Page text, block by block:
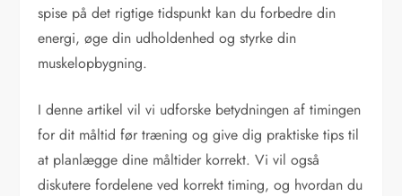
spise på det rigtige tidspunkt kan du forbedre din
energi, øge din udholdenhed og styrke din
muskelopbygning.
I denne artikel vil vi udforske betydningen af timingen
for dit måltid før træning og give dig praktiske tips til
at planlægge dine måltider korrekt. Vi vil også
diskutere fordelene ved korrekt timing, og hvordan du